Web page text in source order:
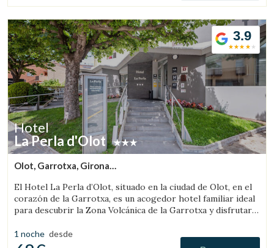
Gestionar mi reserva
3.9
Hotel
La Perla d'Olot
Olot, Garrotxa, Girona
El Hotel La Perla d’Olot, situado en la ciudad de Olot, en el
corazón de la Garrotxa, es un acogedor hotel familiar ideal
para descubrir la Zona Volcánica de la Garrotxa y disfrutar
1 noche desde